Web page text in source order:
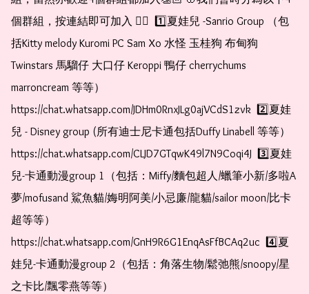
個群組，按連結即可加入 👇🏻  1️⃣夏娃兒 -Sanrio Group （包
括Kitty melody Kuromi PC Sam Xo 水怪 玉桂狗 布甸狗
Twinstars 馬騮仔 大口仔 Keroppi 鴨仔 cherrychums
marroncream 等等）
https://chat.whatsapp.com/JDHm0RnxJLg0ajVCdS1zvk  2️⃣夏娃
兒 - Disney group (所有迪士尼卡通包括Duffy Linabell 等等）
https://chat.whatsapp.com/CLJD7GTqwK49l7N9Coqi4J  3️⃣夏娃
兒-卡通動漫group 1（包括：Miffy/麵包超人/蠟筆小新/多啦A
夢/mofusand 鯊魚貓/娒明阿美/小忌廉/龍貓/sailor moon/比卡
超等等）
https://chat.whatsapp.com/GnH9R6G1EnqAsFfBCAq2uc  4️⃣夏
娃兒-卡通動漫group 2（包括：角落生物/鬆弛熊/snoopy/星
之卡比/飄零燕等等）